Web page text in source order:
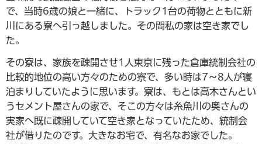
で、当時6歳の娘と一緒に、トラック1台の荷物とともに新
川にある寮へ引っ越しました。その間私の家は空き家でし
た。
その寮は、家族を疎開させ1人東京に残った倉庫統制会社の
比較的地位の高い方々のための寮で、多い時は7～8人が寝
泊まりしていたように思います。寮は、もとは高木さんとい
うセメント屋さんの家で、そこの方々は糸魚川の奥さんの
実家へ既に疎開していて空き家となっていたため、統制会
社が借りたのです。大きなお宅で、有名なお家でした。